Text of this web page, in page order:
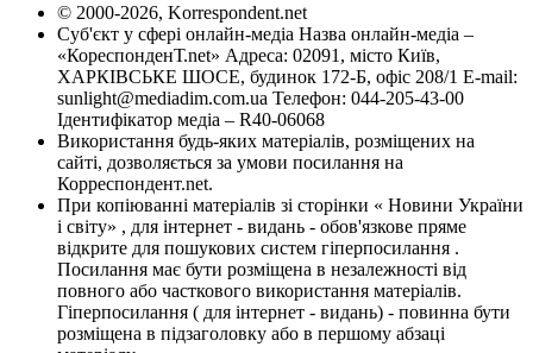
© 2000-2026, Korrespondent.net
Суб'єкт у сфері онлайн-медіа Назва онлайн-медіа –
«КореспонденТ.net» Адреса: 02091, місто Київ,
ХАРКІВСЬКЕ ШОСЕ, будинок 172-Б, офіс 208/1 E-mail:
sunlight@mediadim.com.ua Телефон: 044-205-43-00
Ідентифікатор медіа – R40-06068
Використання будь-яких матеріалів, розміщених на
сайті, дозволяється за умови посилання на
Корреспондент.net.
При копіюванні матеріалів зі сторінки « Новини України
і світу» , для інтернет - видань - обов'язкове пряме
відкрите для пошукових систем гіперпосилання .
Посилання має бути розміщена в незалежності від
повного або часткового використання матеріалів.
Гіперпосилання ( для інтернет - видань) - повинна бути
розміщена в підзаголовку або в першому абзаці